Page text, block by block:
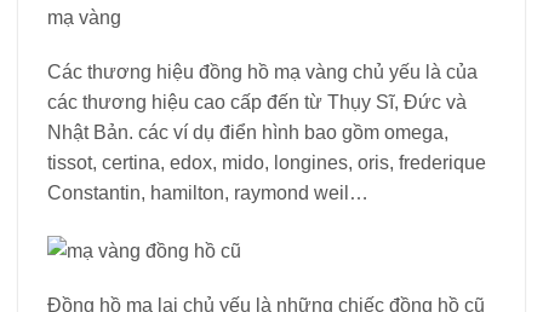
mạ vàng
Các thương hiệu đồng hồ mạ vàng chủ yếu là của
các thương hiệu cao cấp đến từ Thụy Sĩ, Đức và
Nhật Bản. các ví dụ điển hình bao gồm omega,
tissot, certina, edox, mido, longines, oris, frederique
Constantin, hamilton, raymond weil…
Đồng hồ mạ lại chủ yếu là những chiếc đồng hồ cũ